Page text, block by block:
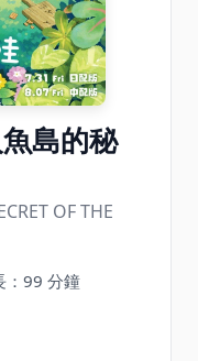
島的秘
OF THE
99 分鐘